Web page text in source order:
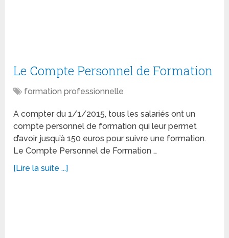
Le Compte Personnel de Formation
formation professionnelle
A compter du 1/1/2015, tous les salariés ont un
compte personnel de formation qui leur permet
d’avoir jusqu’à 150 euros pour suivre une formation.
Le Compte Personnel de Formation …
[Lire la suite ...]